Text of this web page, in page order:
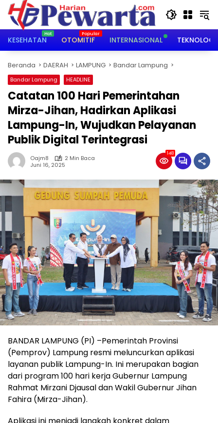
Langsung
konten
KESEHATAN
OTOMITIF INTERNASIONAL TEKNOLOGI
Beranda DAERAH LAMPUNG Bandar Lampung
Bandar Lampung HEADLINE
Catatan 100 Hari Pemerintahan
Mirza-Jihan, Hadirkan Aplikasi
Lampung-In, Wujudkan Pelayanan
Publik Digital Terintegrasi
Oajm8
2 Min Baca
Juni 16, 2025
148
BANDAR LAMPUNG (PI) –Pemerintah Provinsi
(Pemprov) Lampung resmi meluncurkan aplikasi
layanan publik Lampung-In. Ini merupakan bagian
dari program 100 hari kerja Gubernur Lampung
Rahmat Mirzani Djausal dan Wakil Gubernur Jihan
Fahira (Mirza-Jihan).